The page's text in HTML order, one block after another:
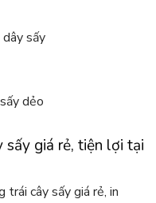
sấy
dẻo
giá rẻ, tiện lợi tại
trái cây sấy giá rẻ, in